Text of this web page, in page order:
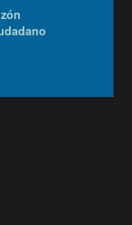
Buzón
Ciudadano